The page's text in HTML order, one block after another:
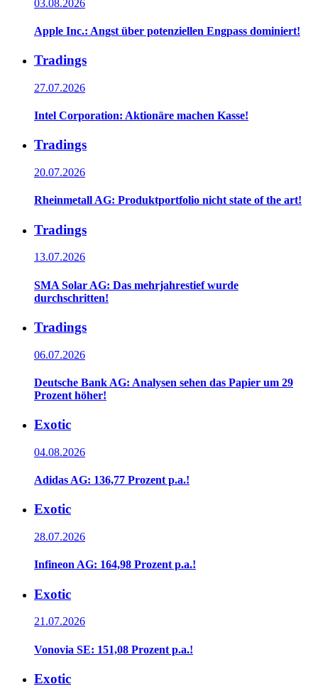
03.08.2026
Apple Inc.: Angst über potenziellen Engpass dominiert!
Tradings
27.07.2026
Intel Corporation: Aktionäre machen Kasse!
Tradings
20.07.2026
Rheinmetall AG: Produktportfolio nicht state of the art!
Tradings
13.07.2026
SMA Solar AG: Das mehrjahrestief wurde
durchschritten!
Tradings
06.07.2026
Deutsche Bank AG: Analysen sehen das Papier um 29
Prozent höher!
Exotic
04.08.2026
Adidas AG: 136,77 Prozent p.a.!
Exotic
28.07.2026
Infineon AG: 164,98 Prozent p.a.!
Exotic
21.07.2026
Vonovia SE: 151,08 Prozent p.a.!
Exotic